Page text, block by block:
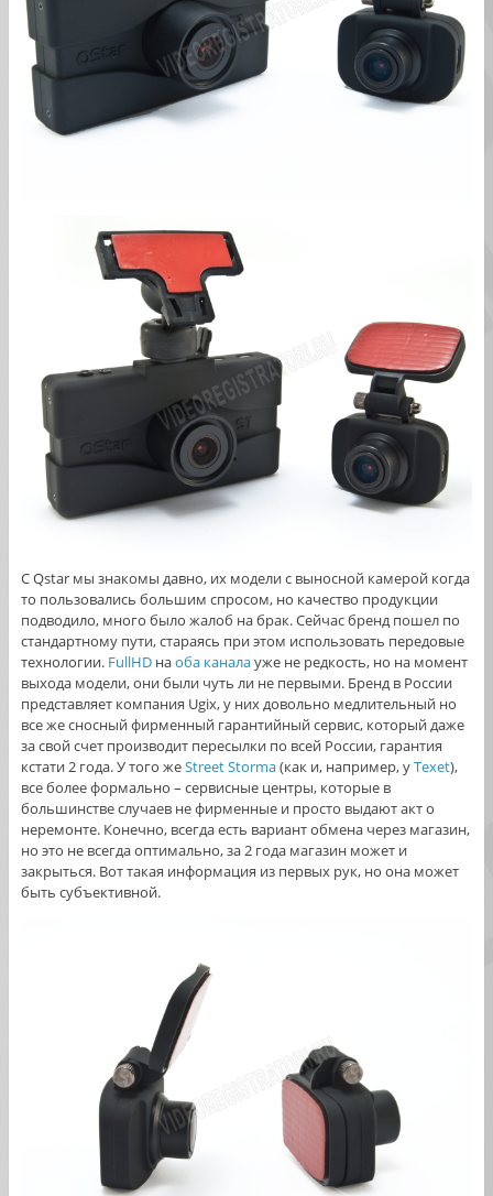
С Qstar мы знакомы давно, их модели с выносной камерой когда
то пользовались большим спросом, но качество продукции
подводило, много было жалоб на брак. Сейчас бренд пошел по
стандартному пути, стараясь при этом использовать передовые
технологии. FullHDнаоба каналауже не редкость, но на момент
выхода модели, они были чуть ли не первыми. Бренд в России
представляет компания Ugix, у них довольно медлительный но
все же сносный фирменный гарантийный сервис, который даже
за свой счет производит пересылки по всей России, гарантия
кстати 2 года. У того жеStreet Stormа(как и, например, уTexet),
все более формально – сервисные центры, которые в
большинстве случаев не фирменные и просто выдают акт о
неремонте. Конечно, всегда есть вариант обмена через магазин,
но это не всегда оптимально, за 2 года магазин может и
закрыться. Вот такая информация из первых рук, но она может
быть субъективной.